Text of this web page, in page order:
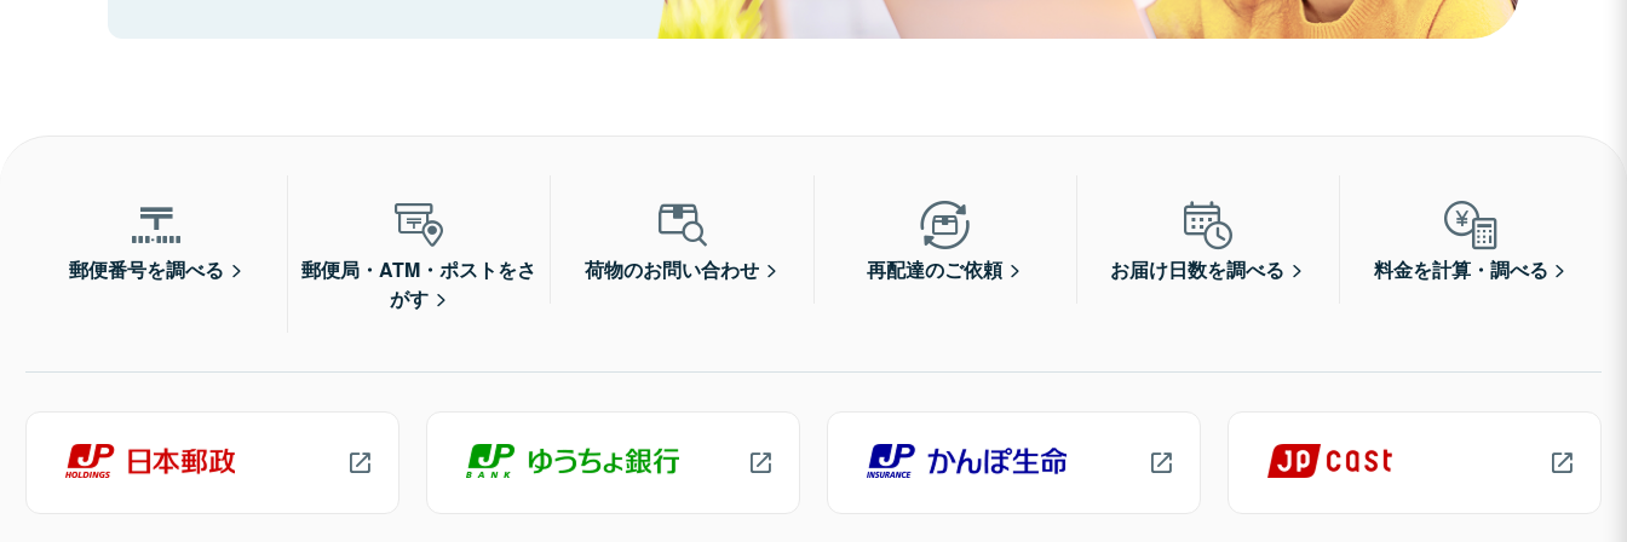
郵便番号を調べる
郵便局・ATM・ポストをさ
がす
荷物のお問い合わせ 再配達のご依頼 お届け日数を調べる 料金を計算・調べる